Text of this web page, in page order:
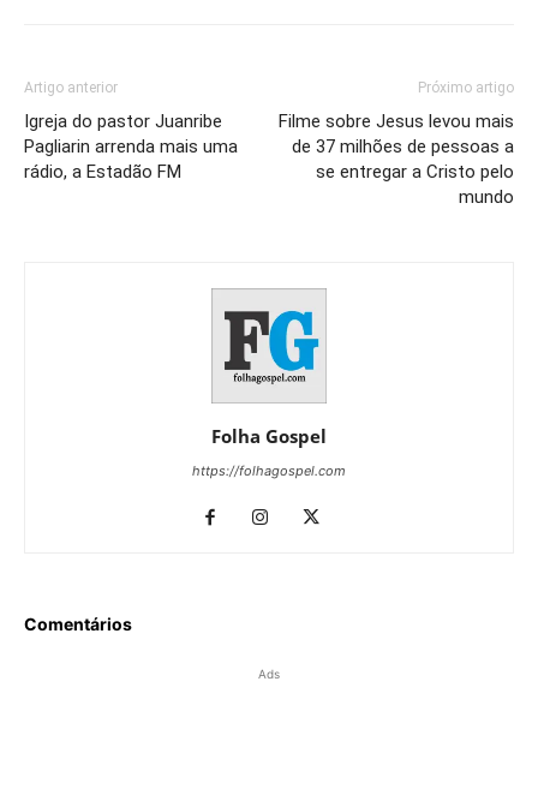
Artigo anterior
Igreja do pastor Juanribe
Pagliarin arrenda mais uma
rádio, a Estadão FM
Próximo artigo
Filme sobre Jesus levou mais
de 37 milhões de pessoas a
se entregar a Cristo pelo
mundo
Folha Gospel
https://folhagospel.com
Comentários
Ads